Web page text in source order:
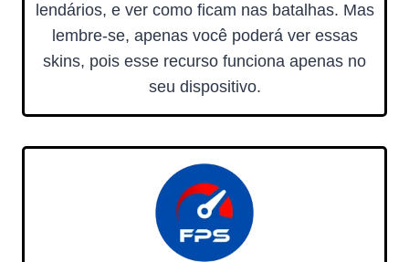
lendários, e ver como ficam nas batalhas. Mas
lembre-se, apenas você poderá ver essas
skins, pois esse recurso funciona apenas no
seu dispositivo.